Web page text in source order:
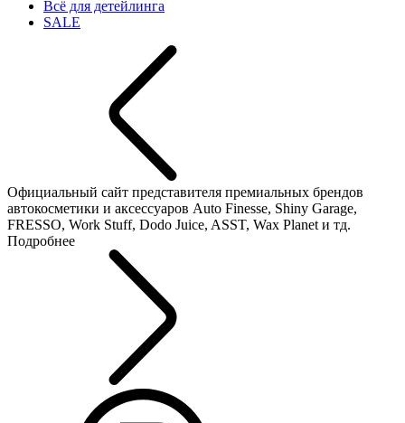
Всё для детейлинга
SALE
Официальный сайт представителя премиальных брендов
автокосметики и аксессуаров Auto Finesse, Shiny Garage,
FRESSO, Work Stuff, Dodo Juice, ASST, Wax Planet и тд.
Подробнее